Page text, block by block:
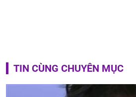
TIN CÙNG CHUYÊN MỤC